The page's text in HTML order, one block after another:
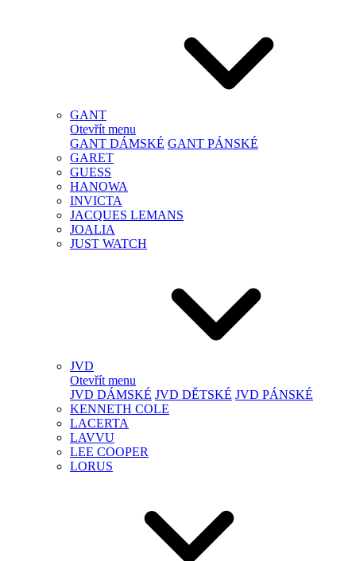
GANT
Otevřít menu
GANT DÁMSKÉ GANT PÁNSKÉ
GARET
GUESS
HANOWA
INVICTA
JACQUES LEMANS
JOALIA
JUST WATCH
JVD
Otevřít menu
JVD DÁMSKÉ JVD DĚTSKÉ JVD PÁNSKÉ
KENNETH COLE
LACERTA
LAVVU
LEE COOPER
LORUS